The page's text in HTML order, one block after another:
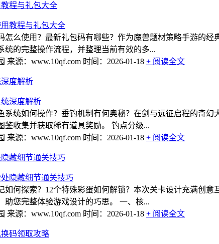
程与礼包大全
怎么使用？最新礼包码有哪些？作为魔兽题材策略手游的
统的完整操作流程，并整理当前有效的多...
来源：www.10qf.com 时间：2026-01-18 + 阅读全文
度解析
系统如何操作？垂钓机制有何奥秘？在剑与远征启程的奇
鉴收集并获取稀有道具奖励。 钓点分级...
来源：www.10qf.com 时间：2026-01-18 + 阅读全文
藏细节通关技巧
如何探索？12个特殊彩蛋如何解锁？本次关卡设计充满创
助您完整体验游戏设计的巧思。 一、核...
来源：www.10qf.com 时间：2026-01-18 + 阅读全文
码领取攻略